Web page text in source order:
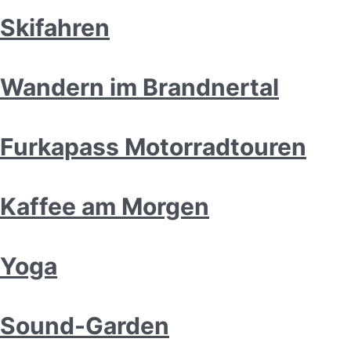
Skifahren
Wandern im Brandnertal
Furkapass Motorradtouren
Kaffee am Morgen
Yoga
Sound-Garden